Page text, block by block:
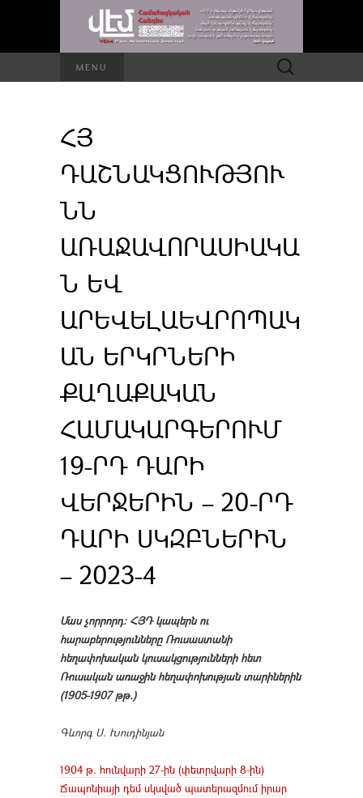
MENU Որոնել՝
ՀՅ
ԴԱՇՆԱԿՑՈՒԹՅՈՒ
ՆՆ
ԱՌԱՋԱՎՈՐԱՍԻԱԿԱ
Ն ԵՎ
ԱՐԵՎԵԼԱԵՎՐՈՊԱԿ
ԱՆ ԵՐԿՐՆԵՐԻ
ՔԱՂԱՔԱԿԱՆ
ՀԱՄԱԿԱՐԳԵՐՈՒՄ
19-ՐԴ ԴԱՐԻ
ՎԵՐՋԵՐԻՆ – 20-ՐԴ
ԴԱՐԻ ՍԿԶԲՆԵՐԻՆ
– 2023-4
Մաս չորրորդ։ ՀՅԴ կապերն ու
հարաբերությունները Ռուսաստանի
հեղափոխական կուսակցությունների հետ
Ռուսական առաջին հեղափոխության տարիներին
(1905-1907 թթ.)
Գևորգ Ս. Խուդինյան
1904 թ. հունվարի 27-ին (փետրվարի 8-ին)
Ճապոնիայի դեմ սկսված պատերազմում իրար